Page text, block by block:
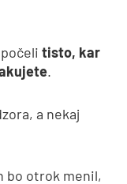
tisto, kar
.
a nekaj
bo otrok menil,